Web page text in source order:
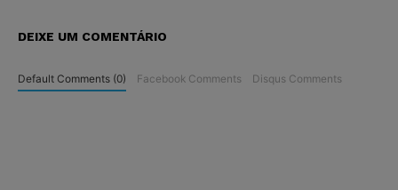
DEIXE UM COMENTÁRIO
Default Comments (0) Facebook Comments Disqus Comments